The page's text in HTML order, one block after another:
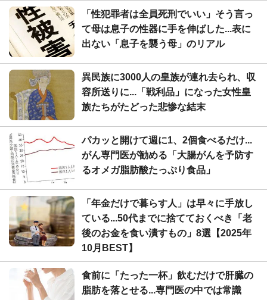
「性犯罪者は全員死刑でいい」そう言っ
て母は息子の性器に手を伸ばした...表に
出ない「息子を襲う母」のリアル
異民族に3000人の皇族が連れ去られ、収
容所送りに...「戦利品」になった女性皇
族たちがたどった悲惨な結末
パカッと開けて週に1、2個食べるだけ...
がん専門医が勧める「大腸がんを予防す
るオメガ脂肪酸たっぷり食品」
「年金だけで暮らす人」は早々に手放し
ている...50代までに捨てておくべき「老
後のお金を食い潰すもの」8選【2025年
10月BEST】
食前に「たった一杯」飲むだけで肝臓の
脂肪を落とせる...専門医の中では常識